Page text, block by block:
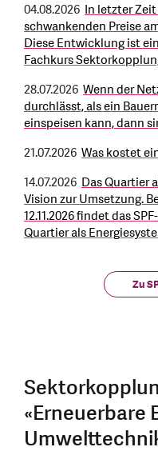
04.08.2026 In letzter
schwankenden Preise
Diese Entwicklung ist
Fachkurs
28.07.2026 Wenn der
durchlässt, als ein
einspeisen kann, dann
21.07.2026 Was kostet
14.07.2026 Das Quartier
Vision zur Umsetzung.
12.11.2026 findet das
Quartier als
Zu
«Erneuerbare